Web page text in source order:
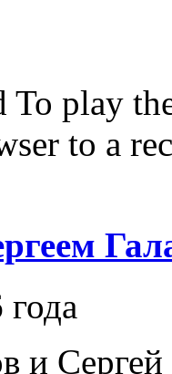
To play
to a
и Сергей